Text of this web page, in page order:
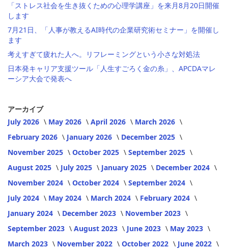
「ストレス社会を生き抜くための心理学講座」を来月8月20日開催
します
7月21日、「人事が教えるAI時代の企業研究術セミナー」を開催し
ます
考えすぎて疲れた人へ。リフレーミングという小さな対処法
日本発キャリア支援ツール「人生すごろく金の糸」、APCDAマレ
ーシア大会で発表へ
アーカイブ
July 2026
May 2026 April 2026
March 2026
February 2026
January 2026
December 2025
November 2025
October 2025
September 2025
August 2025
July 2025 January 2025
December 2024
November 2024
October 2024
September 2024
July 2024
May 2024 March 2024
February 2024
January 2024
December 2023
November 2023
September 2023
August 2023 June 2023
May 2023
March 2023
November 2022 October 2022
June 2022